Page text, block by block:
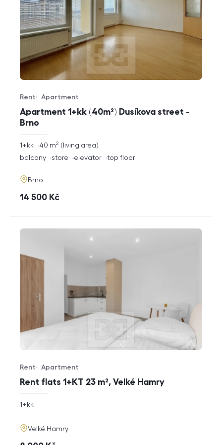
Apartment 1+kk (40m²) Dusíkova street -
Brno
Offer type
Rent
Property type
Apartment
rozměry
1+kk living area
40 m2
funkce
balcony store elevator top floor
adresa
Brno
cena
14 500 Kč
Rent flats 1+KT 23 m², Velké Hamry
Offer type
Rent
Property type
Apartment
rozměry
1+kk
adresa
Velké Hamry